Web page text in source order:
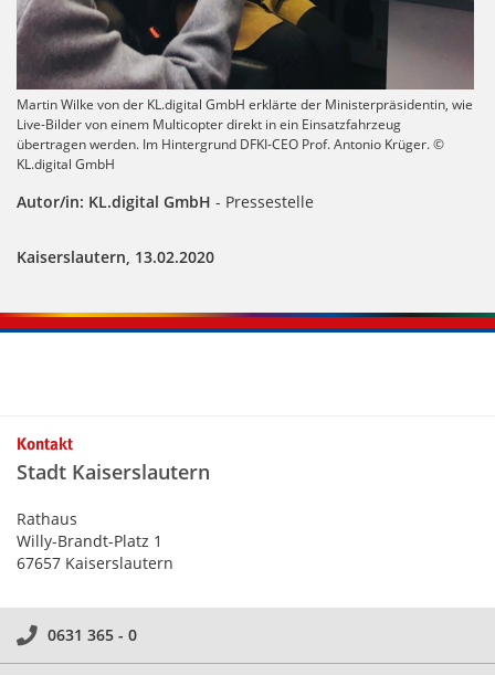
Martin Wilke von der KL.digital GmbH erklärte der Ministerpräsidentin, wie
Live-Bilder von einem Multicopter direkt in ein Einsatzfahrzeug
übertragen werden. Im Hintergrund DFKI-CEO Prof. Antonio Krüger. ©
KL.digital GmbH
Autor/in: KL.digital GmbH - Pressestelle
Kaiserslautern, 13.02.2020
Kontakt
Stadt Kaiserslautern
Rathaus
Willy-Brandt-Platz 1
67657 Kaiserslautern
0631 365 - 0